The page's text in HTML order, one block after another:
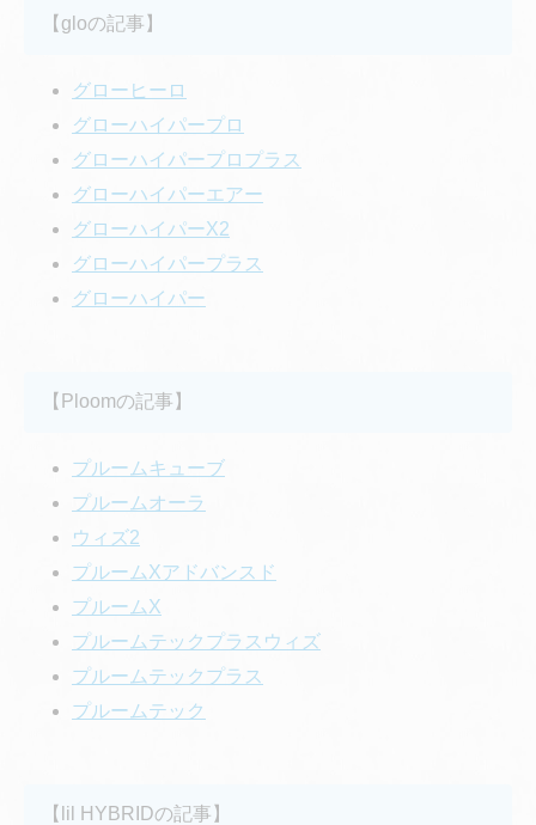
【gloの記事】
グローヒーロ
グローハイパープロ
グローハイパープロプラス
グローハイパーエアー
グローハイパーX2
グローハイパープラス
グローハイパー
【Ploomの記事】
プルームキューブ
プルームオーラ
ウィズ2
プルームXアドバンスド
プルームX
プルームテックプラスウィズ
プルームテックプラス
プルームテック
【lil HYBRIDの記事】